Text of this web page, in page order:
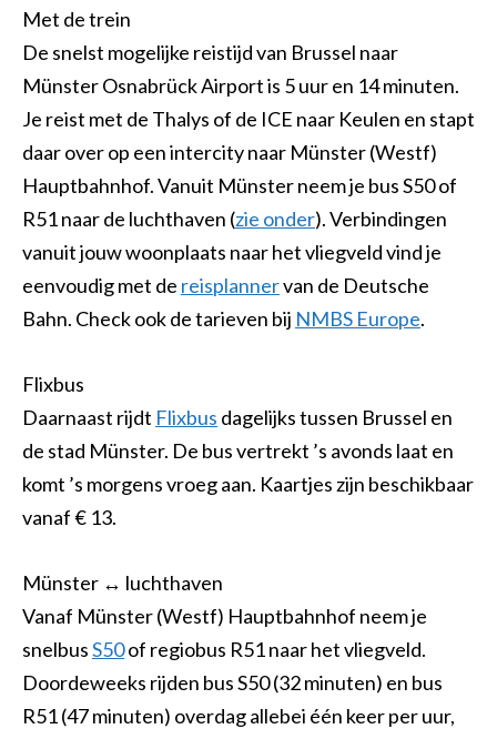
Met de trein
De snelst mogelijke reistijd van Brussel naar
Münster Osnabrück Airport is 5 uur en 14 minuten.
Je reist met de Thalys of de ICE naar Keulen en stapt
daar over op een intercity naar Münster (Westf)
Hauptbahnhof. Vanuit Münster neem je bus S50 of
R51 naar de luchthaven (zie onder). Verbindingen
vanuit jouw woonplaats naar het vliegveld vind je
eenvoudig met de reisplannervan de Deutsche
Bahn. Check ook de tarieven bij NMBS Europe.
Flixbus
Daarnaast rijdt Flixbus dagelijks tussen Brussel en
de stad Münster. De bus vertrekt ’s avonds laat en
komt ’s morgens vroeg aan. Kaartjes zijn beschikbaar
vanaf € 13.
Münster ↔ luchthaven
Vanaf Münster (Westf) Hauptbahnhof neem je
snelbusS50of regiobus R51 naar het vliegveld.
Doordeweeks rijden bus S50 (32 minuten) en bus
R51 (47 minuten) overdag allebei één keer per uur,